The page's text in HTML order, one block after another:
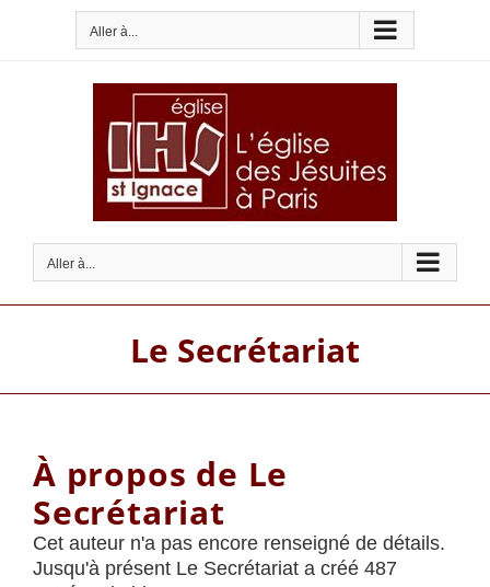
Aller à...
Aller à...
Le Secrétariat
À propos de Le
Secrétariat
Cet auteur n'a pas encore renseigné de détails.
Jusqu'à présent Le Secrétariat a créé 487